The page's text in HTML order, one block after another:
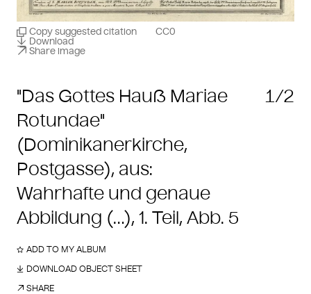
"Das Gottes Hauß Mariae
Rotundae"
(Dominikanerkirche,
Postgasse), aus:
Wahrhafte und genaue
Abbildung (…), 1. Teil, Abb. 5
1/2
Copy suggested citation
Download
Share image
CC0
ADD TO MY ALBUM
DOWNLOAD OBJECT SHEET
SHARE